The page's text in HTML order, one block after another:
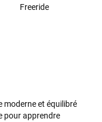
Freeride
moderne et équilibré
pour apprendre